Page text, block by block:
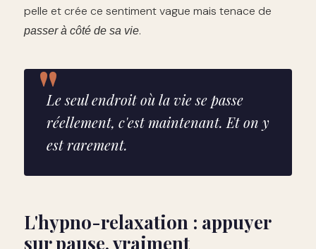
pelle et crée ce sentiment vague mais tenace de
passer à côté de sa vie.
Le seul endroit où la vie se passe
réellement, c'est maintenant. Et on y
est rarement.
L'hypno-relaxation : appuyer
sur pause, vraiment